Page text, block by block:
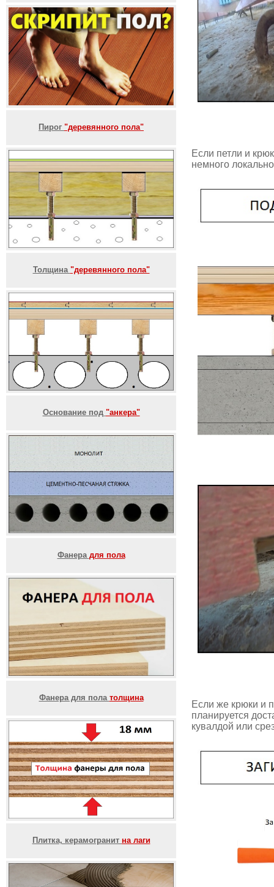
Пирог "деревянного пола"
Толщина "деревянного пола"
Основание под "анкера"
Фанера для пола
Фанера для пола толщина
Плитка, керамогранит на лаги
Если петли и
немного
Если же крюки и
планируется
кувалдой или